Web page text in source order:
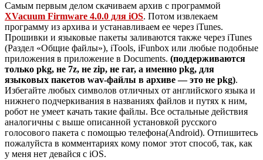
Самым первым делом скачиваем архив с программой
XVacuum Firmware 4.0.0 для iOS. Потом извлекаем
программу из архива и устанавливаем ее через iTunes.
Прошивки и языковые пакеты заливаются также через iTunes
(Раздел «Общие файлы»), iTools, iFunbox или любые подобные
приложения в приложение в Documents. (поддерживаются
только pkg, не 7z, не zip, не rar, а именно pkg, для
языковых пакетов wav-файлы в архиве — это не pkg).
Избегайте любых символов отличных от английского языка и
нижнего подчеркивания в названиях файлов и путях к ним,
робот не умеет качать такие файлы. Все остальные действия
аналогичны с выше описанной установкой русского
голосового пакета с помощью телефона(Android). Отпишитесь
пожалуйста в комментариях кому помог этот способ, так, как
у меня нет девайся с iOS.